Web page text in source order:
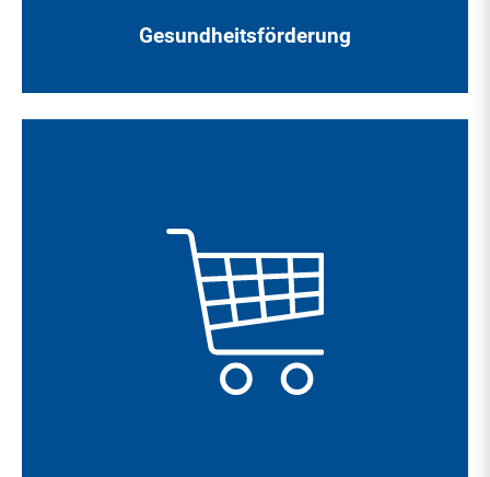
Gesundheitsförderung
Profitieren Sie als KMG Mitarbeiter*in von exklusiven
Sonderkonditionen bei zahlreichen (Online-) Shops und
Dienstleistern im Rahmen von Corporate Benefits.